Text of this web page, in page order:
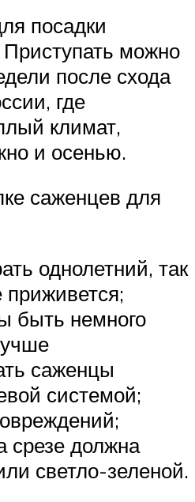
посадки
можно
после схода
где
климат,
и осенью.
саженцев для
однолетний, так
быть немного
саженцы
системой;
срезе должна
светло-зеленой.